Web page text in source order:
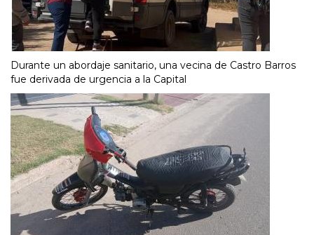
Durante un abordaje sanitario, una vecina de Castro Barros
fue derivada de urgencia a la Capital